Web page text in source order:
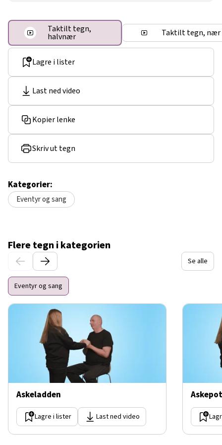
Lagre i lister
Last ned video
Kopier lenke
Skriv ut tegn
Kategorier:
Eventyr og sang
Taktilt tegn,
halvnær Taktilt tegn, nær
Flere tegn i kategorien
Se alle
Eventyr og sang
Askeladden
Lagre i lister Last ned video